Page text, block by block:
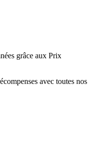
grâce aux Prix
avec toutes nos